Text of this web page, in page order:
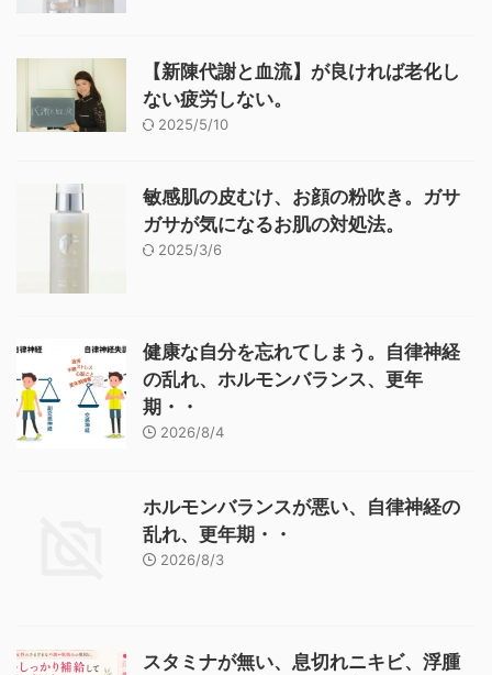
【新陳代謝と血流】が良ければ老化し
ない疲労しない。
2025/5/10
敏感肌の皮むけ、お顔の粉吹き。ガサ
ガサが気になるお肌の対処法。
2025/3/6
健康な自分を忘れてしまう。自律神経
の乱れ、ホルモンバランス、更年
期・・
2026/8/4
ホルモンバランスが悪い、自律神経の
乱れ、更年期・・
2026/8/3
スタミナが無い、息切れニキビ、浮腫